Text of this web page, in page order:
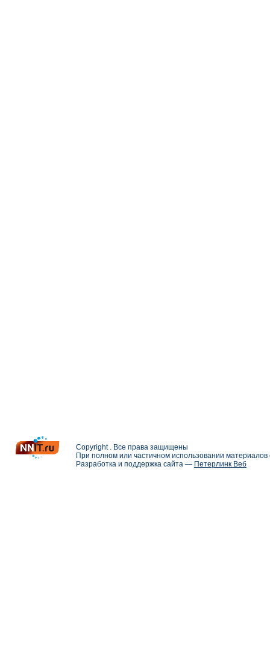
Copyright . Все права защищены
При полном или частичном использовании
Разработка и поддержка сайта — Петерлинк Веб